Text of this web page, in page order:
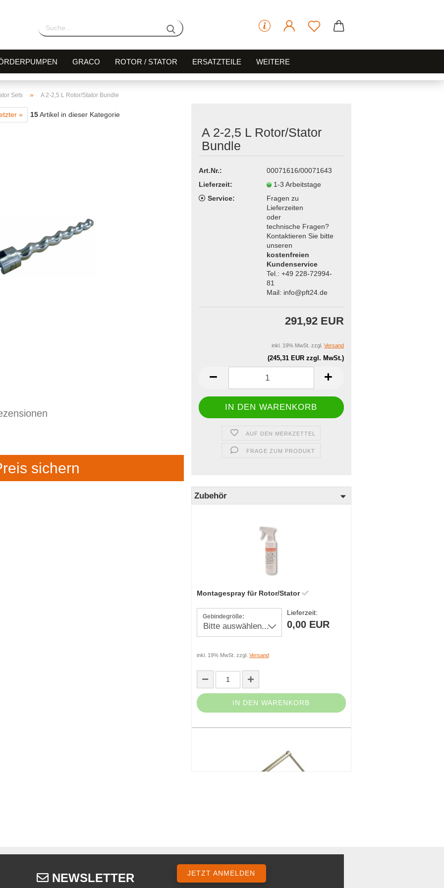
GRACO ROTOR / STATOR ERSATZTEILE WEITERE
Sets » A 2-2,5 L Rotor/Stator Bundle
» 15Artikel in dieser Kategorie
A 2-2,5 L Rotor/Stator
Bundle
Art.Nr.:
00071616/00071643
Lieferzeit:
1-3 Arbeitstage
Service:
Fragen zu
Lieferzeiten
oder
technische Fragen?
Kontaktieren Sie bitte
unseren
kostenfreien
Kundenservice
Tel.: +49 228-72994-
81
Mail: info@pft24.de
291,92 EUR
(245,31 EUR zzgl. MwSt.)
inkl. 19% MwSt. zzgl. Versand
AUF DEN MERKZETTEL
FRAGE ZUM PRODUKT
Zubehör
Montagespray für Rotor/Stator
Gebindegröße: Lieferzeit:
0,00 EUR
inkl. 19% MwSt. zzgl. Versand
IN DEN WARENKORB
inkl. 19% MwSt. zzgl.Versand
sichern
NEWSLETTER JETZT ANMELDEN